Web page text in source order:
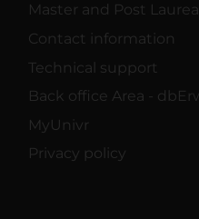
Master and Post
Contact information
Technical support
Back office Area -
MyUnivr
Privacy policy